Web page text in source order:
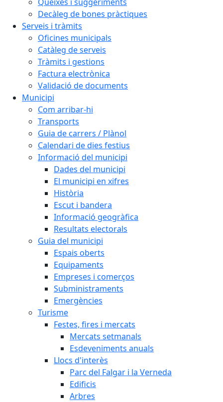
Decàleg de bones pràctiques
Serveis i tràmits
Oficines municipals
Catàleg de serveis
Tràmits i gestions
Factura electrònica
Validació de documents
Municipi
Com arribar-hi
Transports
Guia de carrers / Plànol
Calendari de dies festius
Informació del municipi
Dades del municipi
El municipi en xifres
Història
Escut i bandera
Informació geogràfica
Resultats electorals
Guia del municipi
Espais oberts
Equipaments
Empreses i comerços
Subministraments
Emergències
Turisme
Festes, fires i mercats
Mercats setmanals
Esdeveniments anuals
Llocs d'interès
Parc del Falgar i la Verneda
Edificis
Arbres